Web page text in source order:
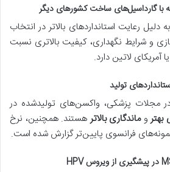
رعایت استانداردهای بالاتر در انتخاب
و شرایط نگهداری، کیفیت بالاتری نسبت
آمریکای لاتین دارد.
تولید
مجلات پزشکی، واکسن‌های تولیدشده در
بهتروماندگاری بالاترهستند. همچنین، نرخ
فرانسوی پایین‌تر گزارش شده است.